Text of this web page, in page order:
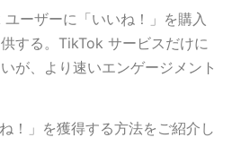
ーザーに「いいね！」を購入
する。TikTok サービスだけに
が、より速いエンゲージメント
！」を獲得する方法をご紹介し